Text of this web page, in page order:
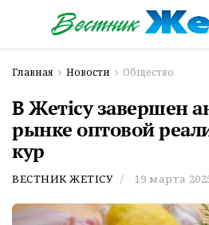
Главная Новости Общество
В Жетісу завершен
рынке оптовой
кур
ВЕСТНИК ЖЕТІСУ 19 марта